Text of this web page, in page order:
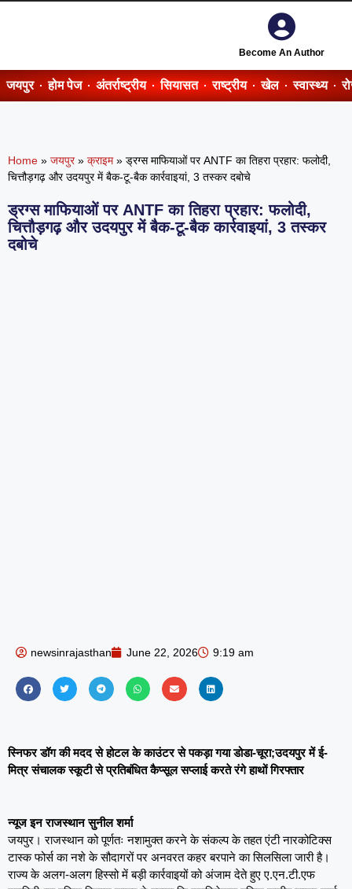
Become An Author
जयपुर होम पेज अंतर्राष्ट्रीय सियासत राष्ट्रीय खेल स्वास्थ्य
Home » जयपुर » क्राइम » ड्रग्स माफियाओं पर ANTF का तिहरा प्रहार: फलोदी,
चित्तौड़गढ़ और उदयपुर में बैक-टू-बैक कार्रवाइयां, 3 तस्कर दबोचे
ड्रग्स माफियाओं पर ANTF का तिहरा प्रहार: फलोदी,
चित्तौड़गढ़ और उदयपुर में बैक-टू-बैक कार्रवाइयां, 3 तस्कर
दबोचे
newsinrajasthan June 22, 2026 9:19 am
स्निफर डॉग की मदद से होटल के काउंटर से पकड़ा गया डोडा-चूरा;उदयपुर में ई-
मित्र संचालक स्कूटी से प्रतिबंधित कैप्सूल सप्लाई करते रंगे हाथों गिरफ्तार
न्यूज इन राजस्थान सुनील शर्मा
जयपुर। राजस्थान को पूर्णतः नशामुक्त करने के संकल्प के तहत एंटी नारकोटिक्स
टास्क फोर्स का नशे के सौदागरों पर अनवरत कहर बरपाने का सिलसिला जारी है।
राज्य के अलग-अलग हिस्सो में बड़ी कार्रवाइयों को अंजाम देते हुए ए.एन.टी.एफ